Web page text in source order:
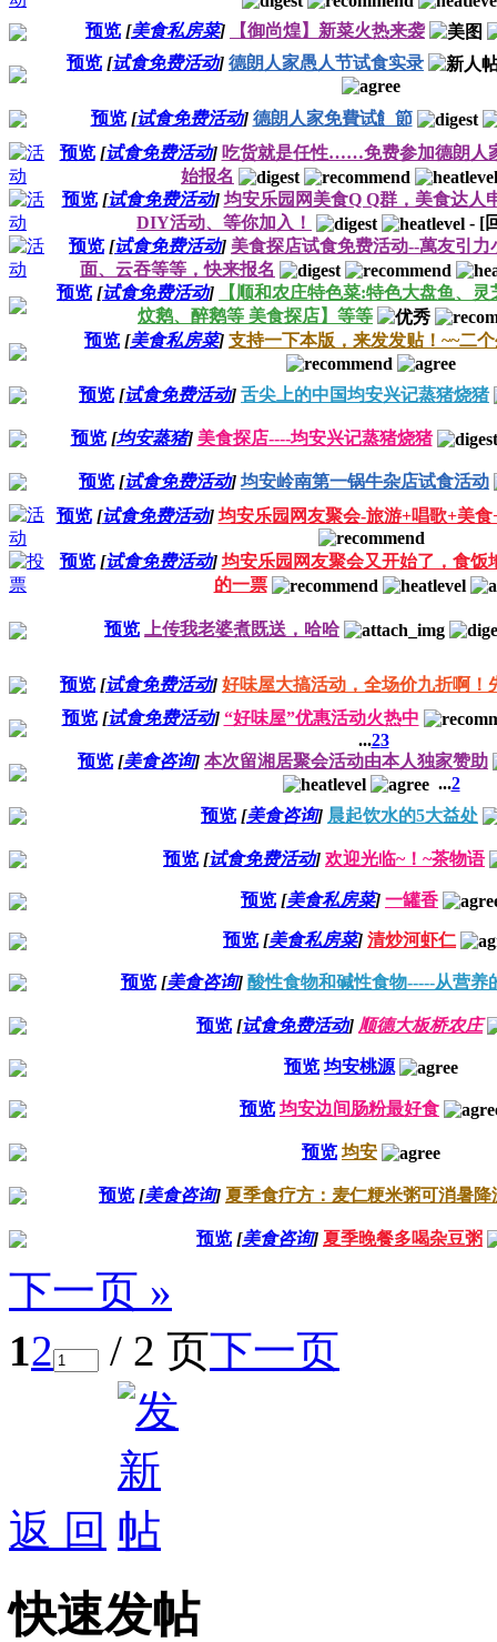
预览 [美食私房菜]
【御尚煌】新菜火热来袭
预览 [试食免费活动] 德朗人家愚人节试食实录
预览 [试食免费活动] 德朗人家免費试飠節
预览 [试食免费活动] 吃货就是任性……免费参加德朗人
始报名
预览 [试食免费活动] 均安乐园网美食Q Q群，美食达人
DIY活动、等你加入！
- [
预览 [试食免费活动] 美食探店试食免费活动--萬友引
面、云吞等等，快来报名
预览 [试食免费活动]
【顺和农庄特色菜:特色大盘鱼、
炆鹅、醉鹅等 美食探店】等等
预览 [美食私房菜] 支持一下本版，来发发贴！~~二
预览 [试食免费活动] 舌尖上的中国均安兴记蒸猪烧猪
预览 [均安蒸猪] 美食探店----均安兴记蒸猪烧猪
预览 [试食免费活动] 均安岭南第一锅牛杂店试食活动
预览 [试食免费活动] 均安乐园网友聚会-旅游+唱歌+美
预览 [试食免费活动] 均安乐园网友聚会又开始了，食饭
的一票
预览 上传我老婆煮既送，哈哈
预览 [试食免费活动] 好味屋大搞活动，全场价九折啊！
预览 [试食免费活动] “好味屋”优惠活动火热中
...23
预览 [美食咨询] 本次留湘居聚会活动由本人独家赞助
...2
预览 [美食咨询] 晨起饮水的5大益处
预览 [试食免费活动] 欢迎光临~！~茶物语
预览 [美食私房菜] 一罐香
预览 [美食私房菜] 清炒河虾仁
预览 [美食咨询] 酸性食物和碱性食物-----从营养
预览 [试食免费活动] 顺德大板桥农庄
预览 均安桃源
预览 均安边间肠粉最好食
预览 均安
预览 [美食咨询] 夏季食疗方：麦仁粳米粥可消暑降
预览 [美食咨询] 夏季晚餐多喝杂豆粥
下一页 »
12 / 2 页下一页
返 回
快速发帖